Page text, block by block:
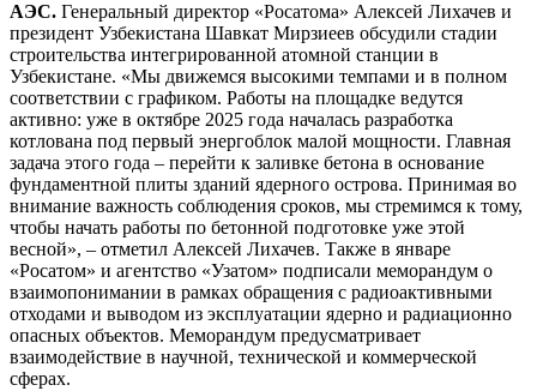
АЭС. Генеральный директор «Росатома» Алексей Лихачев и
президент Узбекистана Шавкат Мирзиеев обсудили стадии
строительства интегрированной атомной станции в
Узбекистане. «Мы движемся высокими темпами и в полном
соответствии с графиком. Работы на площадке ведутся
активно: уже в октябре 2025 года началась разработка
котлована под первый энергоблок малой мощности. Главная
задача этого года – перейти к заливке бетона в основание
фундаментной плиты зданий ядерного острова. Принимая во
внимание важность соблюдения сроков, мы стремимся к тому,
чтобы начать работы по бетонной подготовке уже этой
весной», – отметил Алексей Лихачев. Также в январе
«Росатом» и агентство «Узатом» подписали меморандум о
взаимопонимании в рамках обращения с радиоактивными
отходами и выводом из эксплуатации ядерно и радиационно
опасных объектов. Меморандум предусматривает
взаимодействие в научной, технической и коммерческой
сферах.